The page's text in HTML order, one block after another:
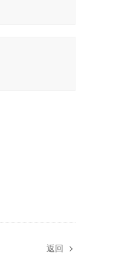
返回